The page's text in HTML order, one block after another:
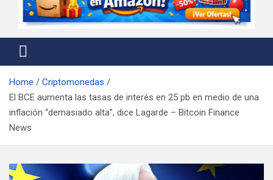
Home
Criptomonedas
El BCE aumenta las tasas de interés en 25 pb en medio de una
inflación “demasiado alta”, dice Lagarde – Bitcoin Finance
News